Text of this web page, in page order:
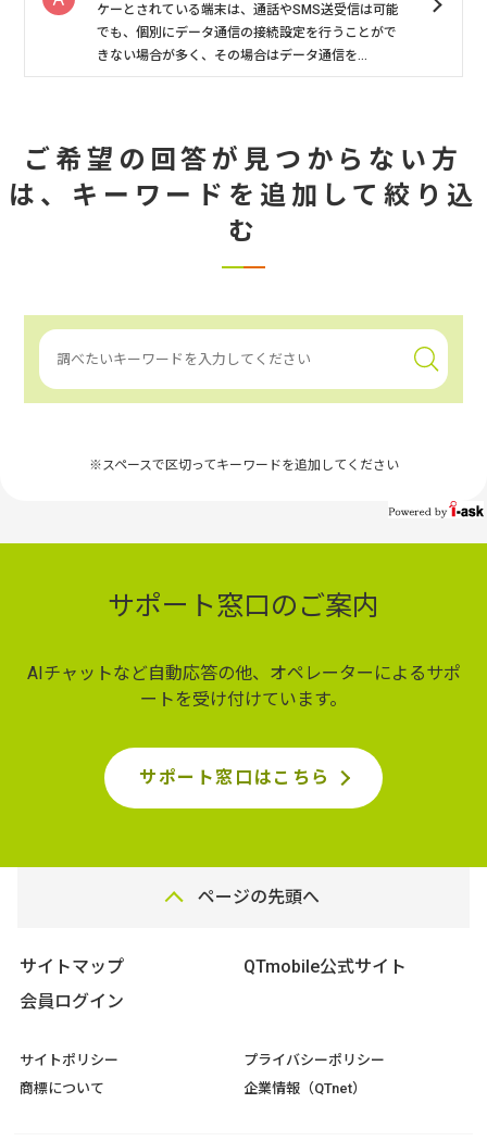
ケーとされている端末は、通話やSMS送受信は可能
でも、個別にデータ通信の接続設定を行うことがで
きない場合が多く、その場合はデータ通信を...
ご希望の回答が見つからない方
は、 キーワードを追加して絞り込
む
※スペースで区切ってキーワードを追加してください
サポート窓口のご案内
AIチャットなど自動応答の他、オペレーターによるサポ
ートを受け付けています。
サポート窓口はこちら
ページの先頭へ
サイトマップ
QTmobile公式サイト
会員ログイン
サイトポリシー
商標について
プライバシーポリシー
企業情報（QTnet）